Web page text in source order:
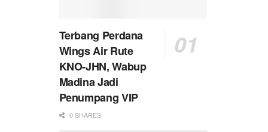
Terbang Perdana
Wings Air Rute
KNO-JHN, Wabup
Madina Jadi
Penumpang VIP
0 SHARES